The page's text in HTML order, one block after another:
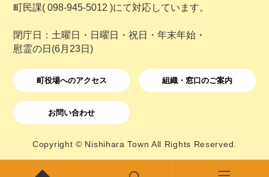
町民課( 098-945-5012 )にて対応しています。
閉庁日：土曜日・日曜日・祝日・年末年始・
慰霊の日(6月23日)
町役場へのアクセス 組織・窓口のご案内
お問い合わせ
Copyright © Nishihara Town All Rights Reserved.